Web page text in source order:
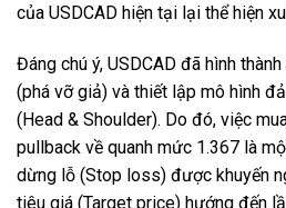
của USDCAD hiện tại lại thể hiện
Đáng chú ý, USDCAD đã hình
(phá vỡ giả) và thiết lập mô hình
(Head & Shoulder). Do đó, việc
pullback về quanh mức 1.367 là
dừng lỗ (Stop loss) được khuyến
tiêu giá (Target price) hướng đến